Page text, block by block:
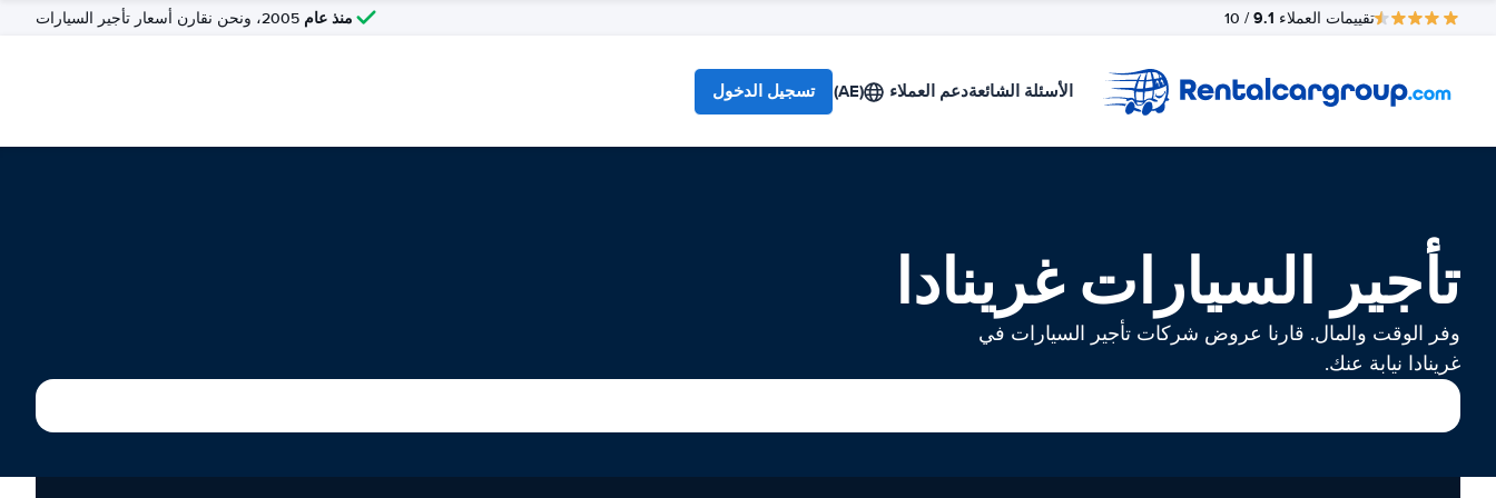
تقييمات العملاء 9.1
/ 10 منذ عام
الأسئلة الشائعةدعم العملاء (AE) تسجيل الدخول
تأجير السيارات غرينادا
وفر الوقت والمال. قارنا عروض شركات تأجير السيارات في
غرينادا نيابة عنك.